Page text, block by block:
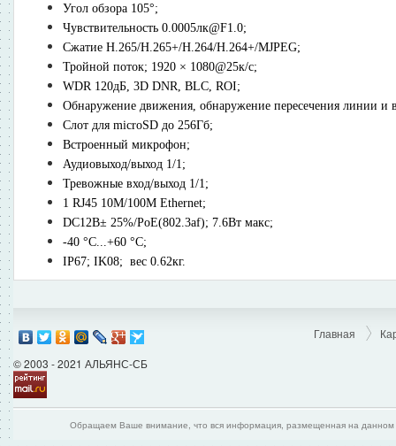
Угол обзора 105°;
Чувствительность 0.0005лк@F1.0;
Сжатие H.265/H.265+/H.264/H.264+/MJPEG;
Тройной поток; 1920 × 1080@25к/с;
WDR 120дБ, 3D DNR, BLC, ROI;
Обнаружение движения, обнаружение пересечения линии и
Слот для microSD до 256Гб;
Встроенный микрофон;
Аудиовыход/выход 1/1;
Тревожные вход/выход 1/1;
1 RJ45 10M/100M Ethernet;
DC12В± 25%/PoE(802.3af); 7.6Вт макс;
-40 °C...+60 °C;
IP67; IK08; вес 0.62кг.
© 2003 - 2021 АЛЬЯНС-СБ
Главная
Обращаем Ваше внимание, что вся информация, размещенная на данном